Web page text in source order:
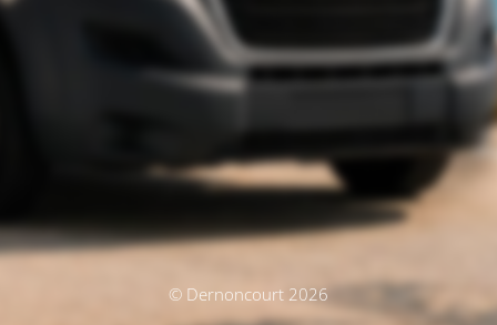
© Dernoncourt 2026